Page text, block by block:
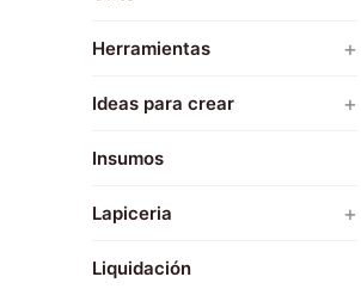
Herramientas +
Corte +
Plotters
Ek Tools
Ideas para crear +
Insumos
Lapiceria +
Karine Brushmarker
Liquidación